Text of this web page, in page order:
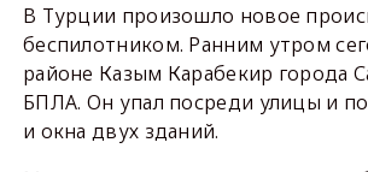
В Турции произошло новое
беспилотником. Ранним утром
районе Казым Карабекир города
БПЛА. Он упал посреди улицы и
и окна двух зданий.